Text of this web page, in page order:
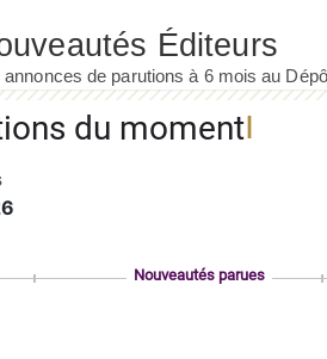
du moment
Nouveautés parues